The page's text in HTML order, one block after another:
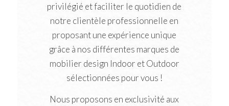
privilégié et faciliter le quotidien de
notre clientèle professionnelle en
proposant une expérience unique
grâce à nos différentes marques de
mobilier design Indoor et Outdoor
sélectionnées pour vous !
Nous proposons en exclusivité aux